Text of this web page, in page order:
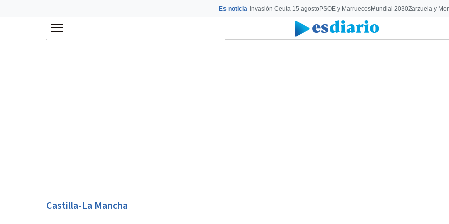
Es noticia Invasión Ceuta 15 agostoPSOE y MarruecosMundial 2030Zarzuela y
Menú
Castilla-La Mancha